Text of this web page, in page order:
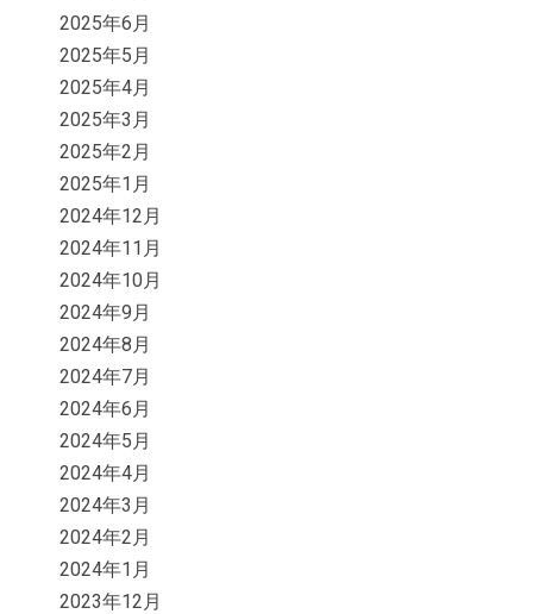
2025年6月
2025年5月
2025年4月
2025年3月
2025年2月
2025年1月
2024年12月
2024年11月
2024年10月
2024年9月
2024年8月
2024年7月
2024年6月
2024年5月
2024年4月
2024年3月
2024年2月
2024年1月
2023年12月